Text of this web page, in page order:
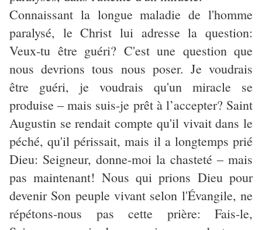
Connaissant la longue maladie de l'homme
paralysé, le Christ lui adresse la question:
Veux-tu être guéri? C'est une question que
nous devrions tous nous poser. Je voudrais
être guéri, je voudrais qu'un miracle se
produise‒mais suis-je prêt à l’accepter? Saint
Augustin se rendait compte qu'il vivait dans le
péché, qu'il périssait, mais il a longtemps prié
Dieu: Seigneur, donne-moi la chasteté‒mais
pas maintenant! Nous qui prions Dieu pour
devenir Son peuple vivant selon l'Évangile, ne
répétons-nous pas cette prière: Fais-le,